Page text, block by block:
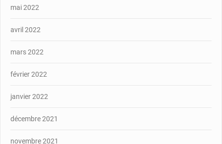
mai 2022
avril 2022
mars 2022
février 2022
janvier 2022
décembre 2021
novembre 2021